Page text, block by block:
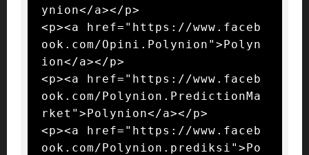
ynion</a></p>
<p><a href="https://www.faceb
ook.com/Opini.Polynion">Polyn
ion</a></p>
<p><a href="https://www.faceb
ook.com/Polynion.PredictionMa
rket">Polynion</a></p>
<p><a href="https://www.faceb
ook.com/Polynion.prediksi">Po